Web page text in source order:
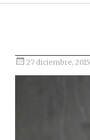
27 diciembre, 2015